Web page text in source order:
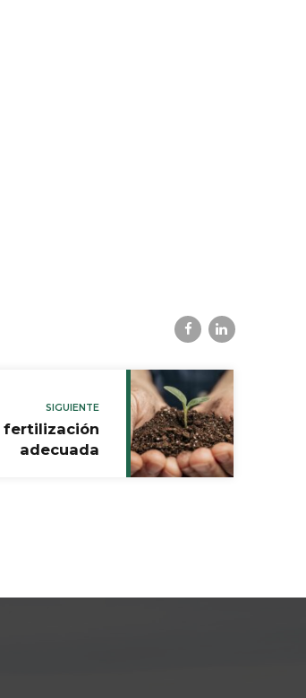
SIGUIENTE
fertilización
adecuada